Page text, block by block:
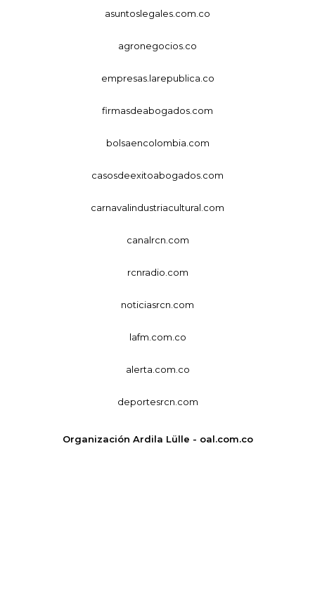
asuntoslegales.com.co
agronegocios.co
empresas.larepublica.co
firmasdeabogados.com
bolsaencolombia.com
casosdeexitoabogados.com
carnavalindustriacultural.com
canalrcn.com
rcnradio.com
noticiasrcn.com
lafm.com.co
alerta.com.co
deportesrcn.com
Organización Ardila Lülle - oal.com.co